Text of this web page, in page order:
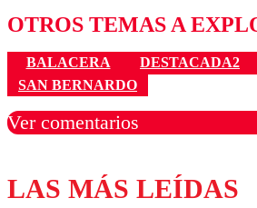
OTROS TEMAS A
BALACERA DESTACADA2
SAN BERNARDO
Ver comentarios
Los comentarios son moderados
diálogo respetuoso.
LAS MÁS LEÍDAS